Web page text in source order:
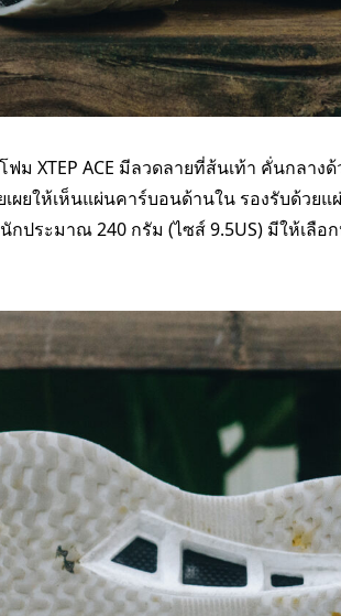
ฟม XTEP ACE มีลวดลายที่ส้นเท้า คั่นกลา
เผยให้เห็นแผ่นคาร์บอนด้านใน รองรับด้วย
ประมาณ 240 กรัม (ไซส์ 9.5US) มีให้เลือ